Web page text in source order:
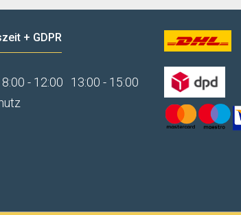
+ GDPR
8:00 - 12:00
13:00 - 15:00